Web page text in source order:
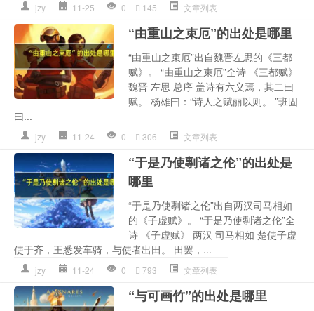
jzy 11-25 0 145 文章列表
“由重山之束厄”的出处是哪里
“由重山之束厄”出自魏晋左思的《三都
赋》。 “由重山之束厄”全诗 《三都赋》
魏晋 左思 总序 盖诗有六义焉，其二曰
赋。 杨雄曰：“诗人之赋丽以则。 ”班固
曰...
jzy 11-24 0 306 文章列表
“于是乃使剸诸之伦”的出处是
哪里
“于是乃使剸诸之伦”出自两汉司马相如
的《子虚赋》。 “于是乃使剸诸之伦”全
诗 《子虚赋》 两汉 司马相如 楚使子虚
使于齐，王悉发车骑，与使者出田。 田罢，...
jzy 11-24 0 793 文章列表
“与可画竹”的出处是哪里